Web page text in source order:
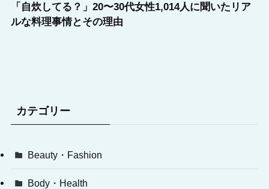
「自炊してる？」20〜30代女性1,014人に聞いたリア
ルな料理事情とその理由
カテゴリー
Beauty・Fashion
Body・Health